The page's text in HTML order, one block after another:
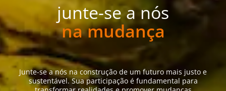
junte-se a nós
na mudança
Junte-se a nós na construção de um futuro mais justo e
sustentável. Sua participação é fundamental para